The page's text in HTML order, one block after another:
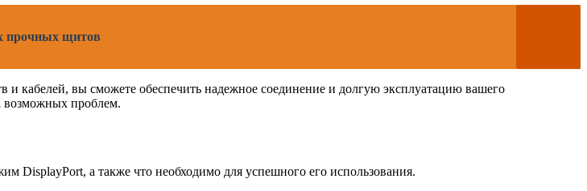
прочных щитов
и кабелей, вы сможете обеспечить надежное соединение и долгую эксплуатацию вашего
возможных проблем.
DisplayPort, а также что необходимо для успешного его использования.